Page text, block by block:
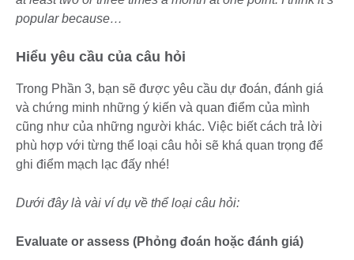
popular because…
Hiểu yêu cầu của câu hỏi
Trong Phần 3, bạn sẽ được yêu cầu dự đoán, đánh giá
và chứng minh những ý kiến và quan điểm của mình
cũng như của những người khác. Việc biết cách trả lời
phù hợp với từng thể loại câu hỏi sẽ khá quan trọng để
ghi điểm mạch lạc đấy nhé!
Dưới đây là vài ví dụ về thể loại câu hỏi:
Evaluate or assess (Phỏng đoán hoặc đánh giá)